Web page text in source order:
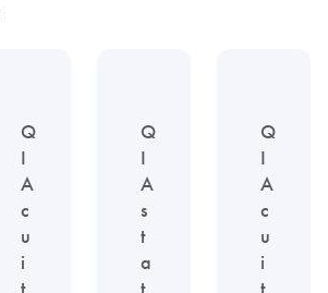
Q
I
A
c
u
i
Q
I
A
s
t
a
Q
I
A
c
u
i